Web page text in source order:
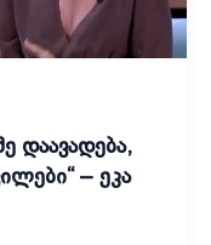
დაავადება,
– ეკა